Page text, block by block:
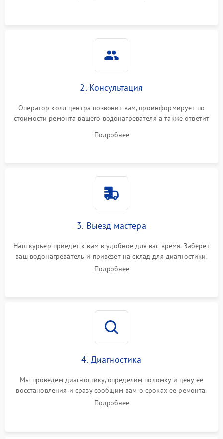
2. Консультация
Оператор колл центра позвонит вам, проинформирует по
стоимости ремонта вашего водонагревателя а также ответит
Подробнее
3. Выезд мастера
Наш курьер приедет к вам в удобное для вас время. Заберет
ваш водонагреватель и привезет на склад для диагностики.
Подробнее
4. Диагностика
Мы проведем диагностику, определим поломку и цену ее
восстановления и сразу сообщим вам о сроках ее ремонта.
Подробнее